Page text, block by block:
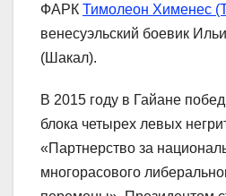
ФАРК Тимолеон Хименес
венесуэльский боевик
(Шакал).
В 2015 году в Гайане
блока четырех левых
«Партнерство за
многорасового